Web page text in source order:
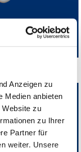
Anzeigen zu
Medien anbieten
Website zu
zu Ihrer
Partner für
weiter. Unsere